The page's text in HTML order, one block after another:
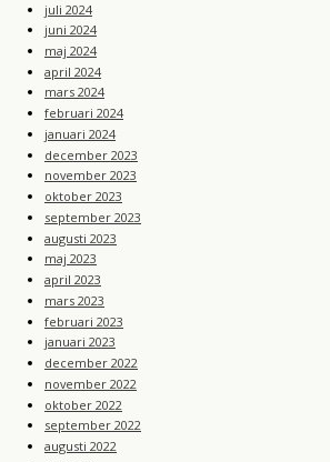
juli 2024
juni 2024
maj 2024
april 2024
mars 2024
februari 2024
januari 2024
december 2023
november 2023
oktober 2023
september 2023
augusti 2023
maj 2023
april 2023
mars 2023
februari 2023
januari 2023
december 2022
november 2022
oktober 2022
september 2022
augusti 2022